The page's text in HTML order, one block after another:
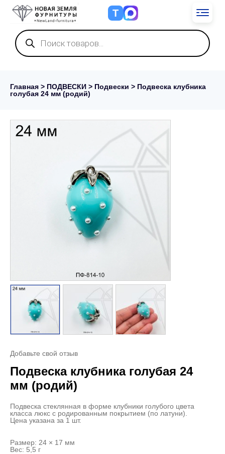
Т
Поиск
товаров
Главная > ПОДВЕСКИ > Подвески > Подвеска клубника
голубая 24 мм (родий)
Добавьте свой отзыв
Подвеска клубника голубая 24
мм (родий)
Подвеска стеклянная в форме клубники голубого цвета
класса люкс с родированным покрытием (по латуни).
Цена указана за 1 шт.
Размер: 24 × 17 мм
Вес: 5,5 г